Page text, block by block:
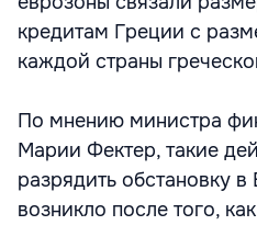
кредитам Греции с
каждой страны
По мнению министра
Марии Фектер, такие
разрядить обстановку
возникло после того,